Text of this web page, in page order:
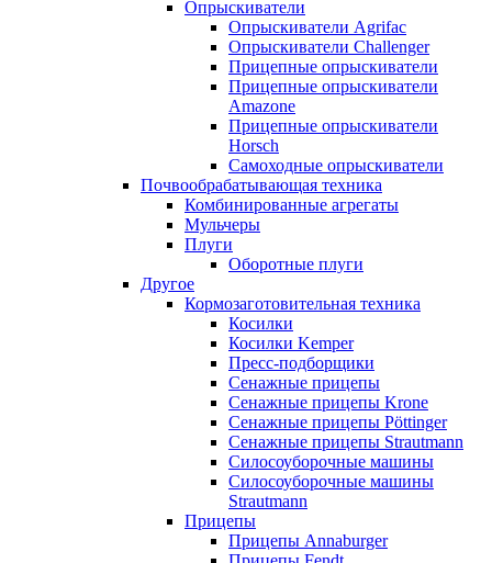
Опрыскиватели
Опрыскиватели Agrifac
Опрыскиватели Challenger
Прицепные опрыскиватели
Прицепные опрыскиватели
Amazone
Прицепные опрыскиватели
Horsch
Самоходные опрыскиватели
Почвообрабатывающая техника
Комбинированные агрегаты
Мульчеры
Плуги
Оборотные плуги
Другое
Кормозаготовительная техника
Косилки
Косилки Kemper
Пресс-подборщики
Сенажные прицепы
Сенажные прицепы Krone
Сенажные прицепы Pöttinger
Сенажные прицепы Strautmann
Силосоуборочные машины
Силосоуборочные машины
Strautmann
Прицепы
Прицепы Annaburger